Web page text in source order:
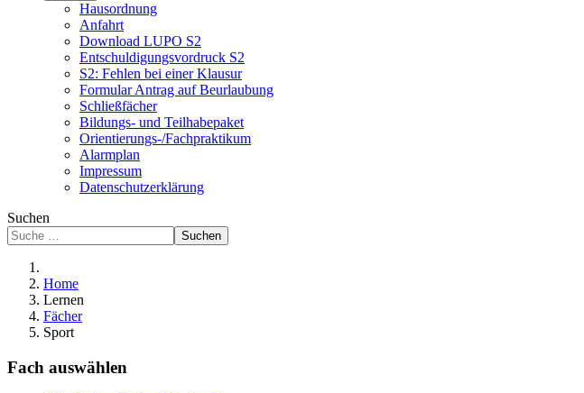
Hausordnung
Anfahrt
Download LUPO S2
Entschuldigungsvordruck S2
S2: Fehlen bei einer Klausur
Formular Antrag auf Beurlaubung
Schließfächer
Bildungs- und Teilhabepaket
Orientierungs-/Fachpraktikum
Alarmplan
Impressum
Datenschutzerklärung
Suchen
Suchen
Home
Lernen
Fächer
Sport
Fach auswählen